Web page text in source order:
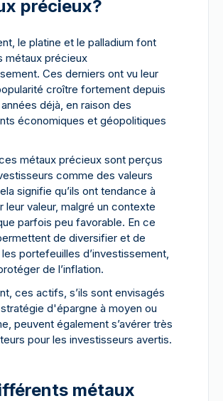
précieux?
le platine et le palladium font
métaux précieux
Ces derniers ont vu leur
croître fortement depuis
déjà, en raison des
économiques et géopolitiques
métaux précieux sont perçus
comme des valeurs
signifie qu’ils ont tendance à
leur valeur, malgré un contexte
parfois peu favorable. En ce
de diversifier et de
portefeuilles d’investissement,
de l’inflation.
ces actifs, s’ils sont envisagés
d'épargne à moyen ou
peuvent également s’avérer très
pour les investisseurs avertis.
métaux